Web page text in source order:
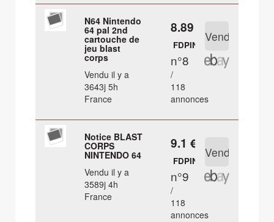
N64 Nintendo
64 pal 2nd
cartouche de
jeu blast
corps
Vendu il y a
3643j 5h
France
8.89 €
FDPIN
n°8
/
118
annonces
Notice BLAST
CORPS
NINTENDO 64
Vendu il y a
3589j 4h
France
9.1 €
FDPIN
n°9
/
118
annonces